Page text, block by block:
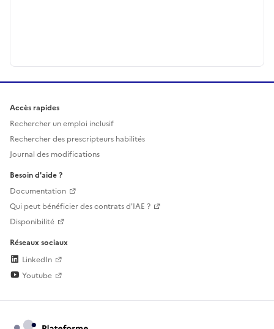
Accès rapides
Rechercher un emploi inclusif
Rechercher des prescripteurs habilités
Journal des modifications
Besoin d'aide ?
Documentation
Qui peut bénéficier des contrats d'IAE ?
Disponibilité
Réseaux sociaux
LinkedIn
Youtube